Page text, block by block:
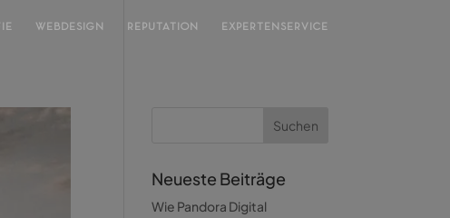
WEBDESIGN REPUTATION EXPERTENSERVICE
Neueste Beiträge
Wie Pandora Digital